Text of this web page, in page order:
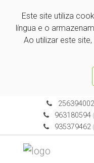
Este site utiliza
língua e o
Ao utilizar este
256394002
963180594
935379462